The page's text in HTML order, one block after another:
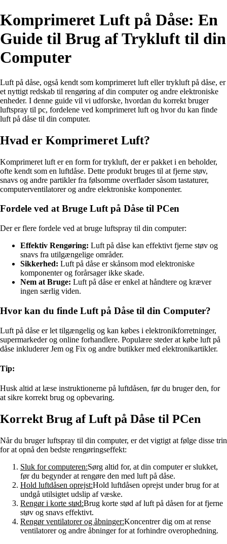
Komprimeret Luft på Dåse: En
Guide til Brug af Trykluft til din
Computer
Luft på dåse, også kendt som komprimeret luft eller trykluft på dåse, er
et nyttigt redskab til rengøring af din computer og andre elektroniske
enheder. I denne guide vil vi udforske, hvordan du korrekt bruger
luftspray til pc, fordelene ved komprimeret luft og hvor du kan finde
luft på dåse til din computer.
Hvad er Komprimeret Luft?
Komprimeret luft er en form for trykluft, der er pakket i en beholder,
ofte kendt som en luftdåse. Dette produkt bruges til at fjerne støv,
snavs og andre partikler fra følsomme overflader såsom tastaturer,
computerventilatorer og andre elektroniske komponenter.
Fordele ved at Bruge Luft på Dåse til PCen
Der er flere fordele ved at bruge luftspray til din computer:
Effektiv Rengøring: Luft på dåse kan effektivt fjerne støv og
snavs fra utilgængelige områder.
Sikkerhed: Luft på dåse er skånsom mod elektroniske
komponenter og forårsager ikke skade.
Nem at Bruge: Luft på dåse er enkel at håndtere og kræver
ingen særlig viden.
Hvor kan du finde Luft på Dåse til din Computer?
Luft på dåse er let tilgængelig og kan købes i elektronikforretninger,
supermarkeder og online forhandlere. Populære steder at købe luft på
dåse inkluderer Jem og Fix og andre butikker med elektronikartikler.
Tip:
Husk altid at læse instruktionerne på luftdåsen, før du bruger den, for
at sikre korrekt brug og opbevaring.
Korrekt Brug af Luft på Dåse til PCen
Når du bruger luftspray til din computer, er det vigtigt at følge disse trin
for at opnå den bedste rengøringseffekt:
Sluk for computeren:Sørg altid for, at din computer er slukket,
før du begynder at rengøre den med luft på dåse.
Hold luftdåsen oprejst:Hold luftdåsen oprejst under brug for at
undgå utilsigtet udslip af væske.
Rengør i korte stød:Brug korte stød af luft på dåsen for at fjerne
støv og snavs effektivt.
Rengør ventilatorer og åbninger:Koncentrer dig om at rense
ventilatorer og andre åbninger for at forhindre overophedning.